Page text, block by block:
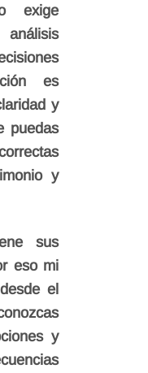
exige
es
y
puedas
y
sus
eso mi
el
y